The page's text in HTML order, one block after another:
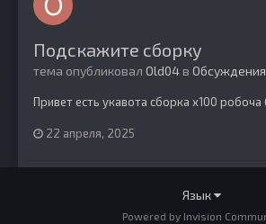
Подскажите сборку
тема опубликовал Old04в Обсуждения
Привет есть укавота сборка х100 робоча
22 апреля, 2025
Язык
Powered by Invision